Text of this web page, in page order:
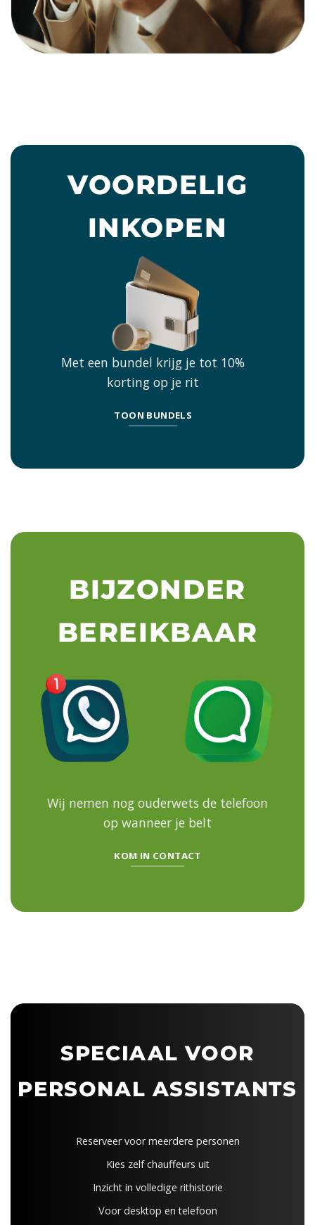
VOORDELIG
INKOPEN
Met een bundel krijg je tot 10%
korting op je rit
TOON BUNDELS
BIJZONDER
BEREIKBAAR
Wij nemen nog ouderwets de telefoon
op wanneer je belt
KOM IN CONTACT
SPECIAAL VOOR
PERSONAL ASSISTANTS
Reserveer voor meerdere personen
Kies zelf chauffeurs uit
Inzicht in volledige rithistorie
Voor desktop en telefoon